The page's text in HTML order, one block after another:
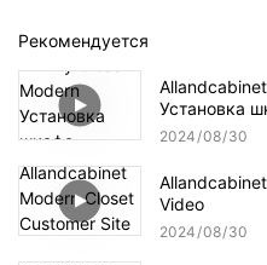
Рекомендуется
Установка
клиента
2024 08 30
Video
2024 08 30